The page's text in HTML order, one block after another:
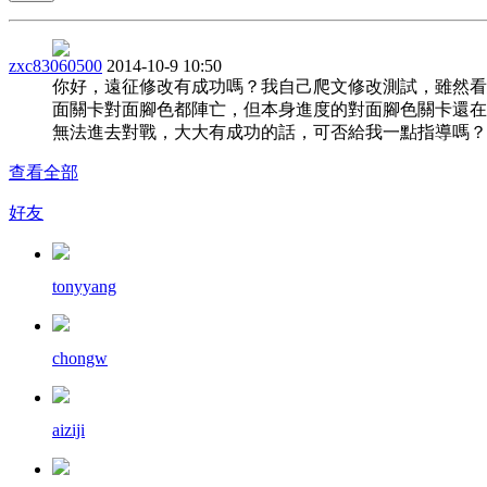
zxc83060500 2014-10-9 10:50
你好，遠征修改有成功嗎？我自己爬文修改測試，雖然
面關卡對面腳色都陣亡，但本身進度的對面腳色關卡還
無法進去對戰，大大有成功的話，可否給我一點指導嗎？
查看全部
好友
tonyyang
chongw
aiziji